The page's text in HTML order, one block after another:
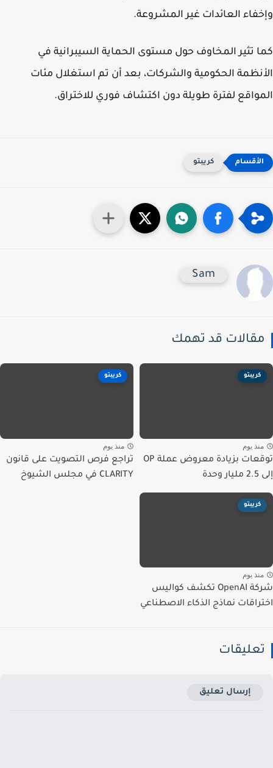
العائدات غير المشروعة.
تثير المخاوف حول مستوى الحماية السيبرانية في
الحكومية والشركات، بعد أن تم استغلال مئات
لفترة طويلة دون اكتشاف فوري للاختراق.
كريبتو
Sam
قد تهمك
كريبتو
يوم
توقعات بزيادة معروض عملة OP
كريبتو
منذ يوم
تراجع فرص التصويت على قانون
CLARITY في مجلس الشيوخ
كريبتو
يوم
شركة OpenAI تكشف كواليس
نماذج الذكاء الاصطناعي
إرسال تعليق